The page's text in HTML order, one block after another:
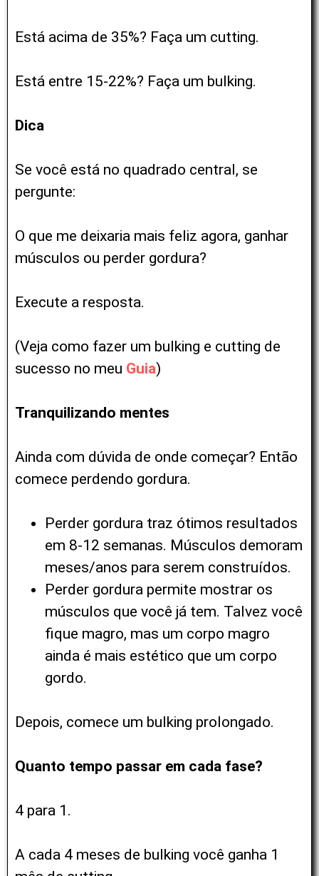
Está acima de 35%? Faça um cutting.
Está entre 15-22%? Faça um bulking.
Dica
Se você está no quadrado central, se
pergunte:
O que me deixaria mais feliz agora, ganhar
músculos ou perder gordura?
Execute a resposta.
(Veja como fazer um bulking e cutting de
sucesso no meu Guia)
Tranquilizando mentes
Ainda com dúvida de onde começar? Então
comece perdendo gordura.
Perder gordura traz ótimos resultados
em 8-12 semanas. Músculos demoram
meses/anos para serem construídos.
Perder gordura permite mostrar os
músculos que você já tem. Talvez você
fique magro, mas um corpo magro
ainda é mais estético que um corpo
gordo.
Depois, comece um bulking prolongado.
Quanto tempo passar em cada fase?
4 para 1.
A cada 4 meses de bulking você ganha 1